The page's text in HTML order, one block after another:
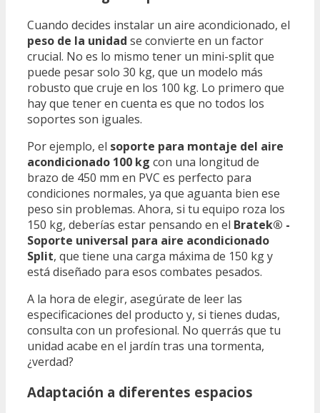
Cuando decides instalar un aire acondicionado, el
peso de la unidad se convierte en un factor
crucial. No es lo mismo tener un mini-split que
puede pesar solo 30 kg, que un modelo más
robusto que cruje en los 100 kg. Lo primero que
hay que tener en cuenta es que no todos los
soportes son iguales.
Por ejemplo, el soporte para montaje del aire
acondicionado 100 kg con una longitud de
brazo de 450 mm en PVC es perfecto para
condiciones normales, ya que aguanta bien ese
peso sin problemas. Ahora, si tu equipo roza los
150 kg, deberías estar pensando en el Bratek® -
Soporte universal para aire acondicionado
Split, que tiene una carga máxima de 150 kg y
está diseñado para esos combates pesados.
A la hora de elegir, asegúrate de leer las
especificaciones del producto y, si tienes dudas,
consulta con un profesional. No querrás que tu
unidad acabe en el jardín tras una tormenta,
¿verdad?
Adaptación a diferentes espacios